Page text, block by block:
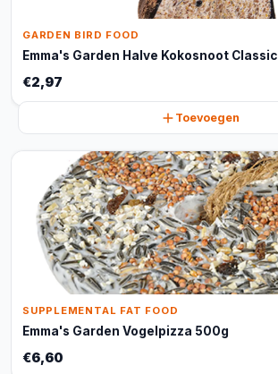
GARDEN BIRD FOOD
Emma's Garden Halve Kokosnoot Classic
€2,97
Toevoegen
SUPPLEMENTAL FAT FOOD
Emma's Garden Vogelpizza 500g
€6,60